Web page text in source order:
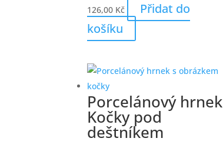
126,00 Kč
Přidat do
košíku
Porcelánový hrnek
Kočky pod
deštníkem